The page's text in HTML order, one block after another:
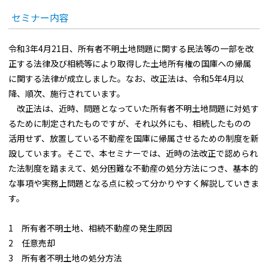
セミナー内容
令和3年4月21日、所有者不明土地問題に関する民法等の一部を改
正する法律及び相続等により取得した土地所有権の国庫への帰属
に関する法律が成立しました。なお、改正法は、令和5年4月以
降、順次、施行されています。
改正法は、近時、問題となっていた所有者不明土地問題に対処す
るために制定されたものですが、それ以外にも、相続したものの
活用せず、放置している不動産を国庫に帰属させるための制度を新
設しています。そこで、本セミナーでは、近時の法改正で認められ
た法制度を踏まえて、処分困難な不動産の処分方法につき、基本的
な事項や実務上問題となる点に絞って分かりやすく解説していきま
す。
1 所有者不明土地、相続不動産の発生原因
2 任意売却
3 所有者不明土地の処分方法